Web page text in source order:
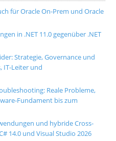
für Oracle On-Prem und Oracle
in .NET 11.0 gegenüber .NET
Strategie, Governance und
IT-Leiter und
Reale Probleme,
Fundament bis zum
und hybride Cross-
14.0 und Visual Studio 2026